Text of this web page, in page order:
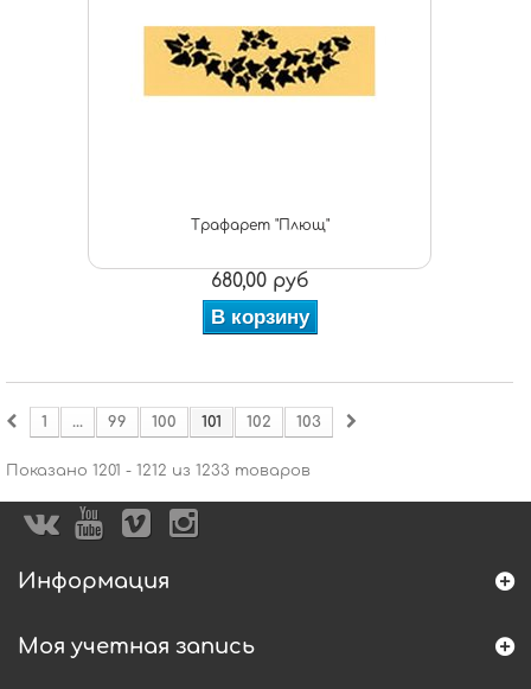
Трафарет "Плющ"
680,00 руб
В корзину
1 ... 99 100 101 102 103
Показано 1201 - 1212 из 1233 товаров
Информация
Моя учетная запись